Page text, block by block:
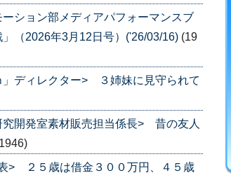
ション部メディアパフォーマンスブ
（2026年3月12日号）('26/03/16) (19
ディレクター> ３姉妹に見守られて
開発室素材販売担当係長> 昔の友人
> ２５歳は借金３００万円、４５歳